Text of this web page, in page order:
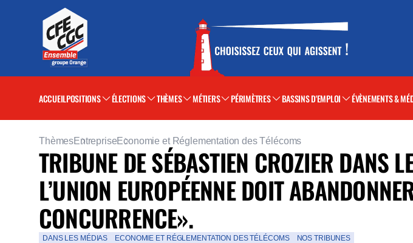
ACCUEILPOSITIONS ÉLECTIONS THÈMES MÉTIERS PÉRIMÈTRES BASSINS D'EMPLOI ÉVÈNEMENTS &
ThèmesEntrepriseEconomie et Réglementation des Télécoms
TRIBUNE DE SÉBASTIEN CROZIER DANS
L’UNION EUROPÉENNE DOIT
CONCURRENCE».
DANS LES MÉDIAS ECONOMIE ET RÉGLEMENTATION DES TÉLÉCOMS
NOS TRIBUNES